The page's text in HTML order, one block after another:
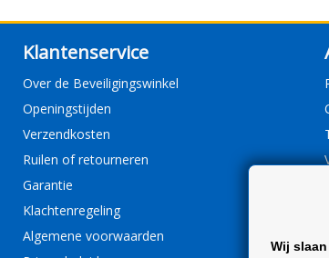
Klantenservice
Over de Beveiligingswinkel
Openingstijden
Verzendkosten
Ruilen of retourneren
Garantie
Klachtenregeling
Algemene voorwaarden
Wij